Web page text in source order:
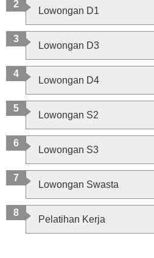
Lowongan D1
Lowongan D3
Lowongan D4
Lowongan S2
Lowongan S3
Lowongan Swasta
Pelatihan Kerja